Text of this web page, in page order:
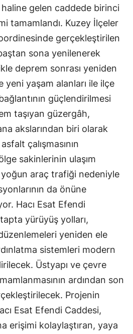
gelen caddede birinci
tamamlandı. Kuzey İlçeler
gerçekleştirilen
sona yenilenerek
deprem sonrası yeniden
yeni yaşam alanları ile ilçe
güçlendirilmesi
taşıyan güzergâh,
akslarından biri olarak
çalışmasının
sakinlerinin ulaşım
yoğun araç trafiği nedeniyle
da önüne
Hacı Esat Efendi
yürüyüş yolları,
yeniden ele
sistemleri modern
Üstyapı ve çevre
ardından son
Projenin
Esat Efendi Caddesi,
erişimi kolaylaştıran, yaya